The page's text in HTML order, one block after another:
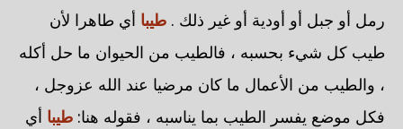
رمل أو جبل أو أودية أو غير ذلك . طيبا أي طاهرا لأن
طيب كل شيء بحسبه ، فالطيب من الحيوان ما حل أكله
، والطيب من الأعمال ما كان مرضيا عند الله عزوجل ،
فكل موضع يفسر الطيب بما يناسبه ، فقوله هنا: طيبا أي